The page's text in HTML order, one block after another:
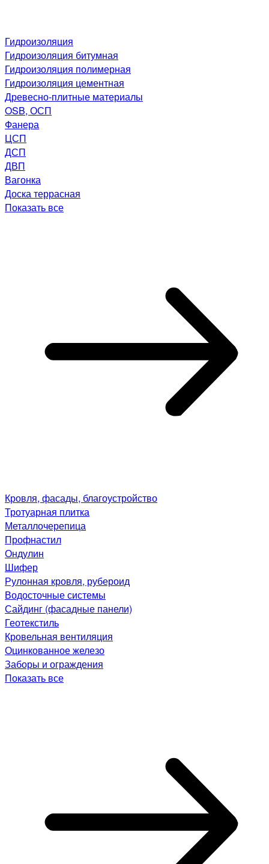
Гидроизоляция
Гидроизоляция битумная
Гидроизоляция полимерная
Гидроизоляция цементная
Древесно-плитные материалы
OSB, ОСП
Фанера
ЦСП
ДСП
ДВП
Вагонка
Доска террасная
Показать все
Кровля, фасады, благоустройство
Тротуарная плитка
Металлочерепица
Профнастил
Ондулин
Шифер
Рулонная кровля, рубероид
Водосточные системы
Сайдинг (фасадные панели)
Геотекстиль
Кровельная вентиляция
Оцинкованное железо
Заборы и ограждения
Показать все